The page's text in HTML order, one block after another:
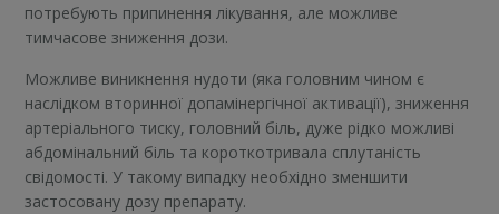
потребують припинення лікування, але можливе
тимчасове зниження дози.
Можливе виникнення нудоти (яка головним чином є
наслідком вторинної допамінергічної активації), зниження
артеріального тиску, головний біль, дуже рідко можливі
абдомінальний біль та короткотривала сплутаність
свідомості. У такому випадку необхідно зменшити
застосовану дозу препарату.